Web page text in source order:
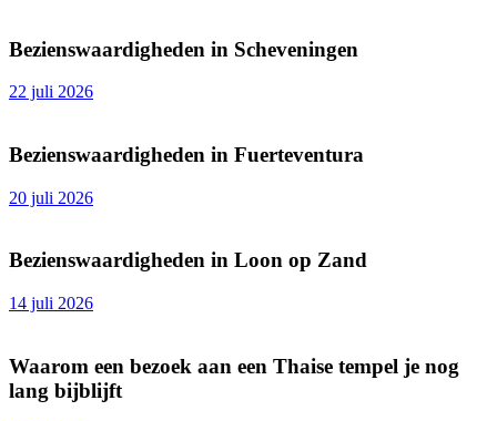
Bezienswaardigheden in Scheveningen
22 juli 2026
Bezienswaardigheden in Fuerteventura
20 juli 2026
Bezienswaardigheden in Loon op Zand
14 juli 2026
Waarom een bezoek aan een Thaise tempel je nog
lang bijblijft